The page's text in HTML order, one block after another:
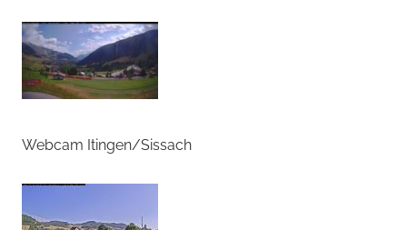
Webcam Itingen/Sissach